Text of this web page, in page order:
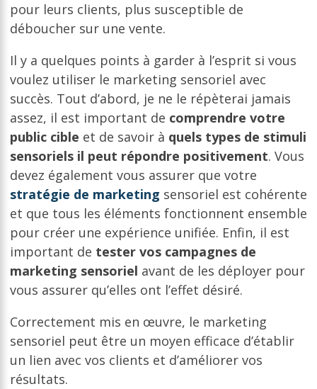
pour leurs clients, plus susceptible de
déboucher sur une vente.
Il y a quelques points à garder à l’esprit si vous
voulez utiliser le marketing sensoriel avec
succès. Tout d’abord, je ne le répèterai jamais
assez, il est important de comprendre votre
public cible et de savoir à quels types de stimuli
sensoriels il peut répondre positivement. Vous
devez également vous assurer que votre
stratégie de marketing sensoriel est cohérente
et que tous les éléments fonctionnent ensemble
pour créer une expérience unifiée. Enfin, il est
important de tester vos campagnes de
marketing sensoriel avant de les déployer pour
vous assurer qu’elles ont l’effet désiré.
Correctement mis en œuvre, le marketing
sensoriel peut être un moyen efficace d’établir
un lien avec vos clients et d’améliorer vos
résultats.